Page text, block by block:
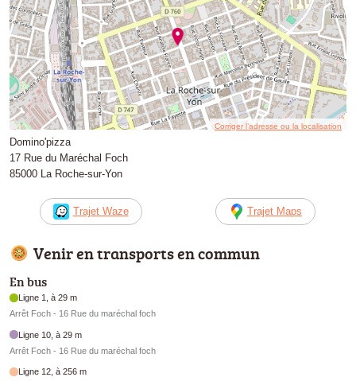
Corriger l’adresse ou la localisation
Domino'pizza
17 Rue du Maréchal Foch
85000 La Roche-sur-Yon
Trajet Waze Trajet Maps
Venir en transports en commun
En bus
Ligne 1, à 29 m
Arrêt Foch - 16 Rue du maréchal foch
Ligne 10, à 29 m
Arrêt Foch - 16 Rue du maréchal foch
Ligne 12, à 256 m